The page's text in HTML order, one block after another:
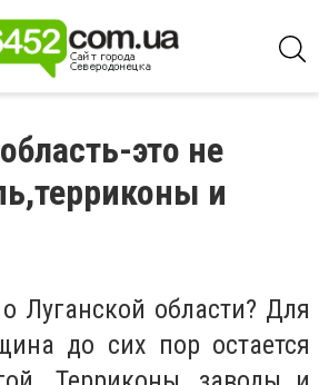
это не
и
Луганской области? Для
до сих пор остается